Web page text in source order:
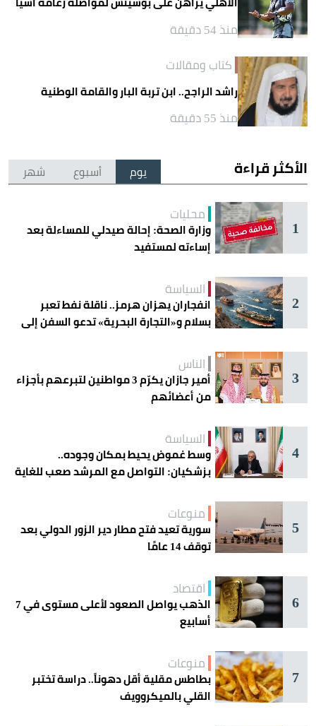
منذ 54 دقيقة
كتاب ومقالات
راشد الراجح.. ابن تربة البار والقامة الوطنية
منذ 55 دقيقة
الأكثر قراءة يوم أسبوع شهر
1
محليات
وزارة الصحة: إحالة صيدلي للمساءلة بعد
إساءته لمستفيد
2
السياسة
انفجاران يهزان هرمز.. ناقلة نفط تعبر
بسلام و«التجارة البحرية» تدعو السفن إلى
3
الناس
أمير جازان يكرّم 3 مواطنين لتبرعهم بأجزاء
من أعضائهم
4
السياسة
وسط غموض يحيط بمكان وجوده..
بزشكيان: التواصل مع المرشد صعب للغاية
5
منوعات
سورية تعيد فتح مطار دير الزور الدولي بعد
توقف 14 عامًا
6
اقتصاد
الذهب يواصل الصعود لأعلى مستوى في 7
أسابيع
7
منوعات
بطاطس مقلية أقل دهوناً.. دراسة تختبر
القلي بالميكروويف